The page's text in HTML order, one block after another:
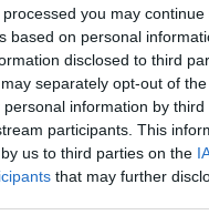
you may continue
based on personal
disclosed to third
separately opt-out of
information by
participants. This
us to third parties on the
that may further
vonzerejüket a
megnyerték a
rendszeresen
a londoni Royal Albert
a Carnegie Halltól a
Nemzeti Központjáig és